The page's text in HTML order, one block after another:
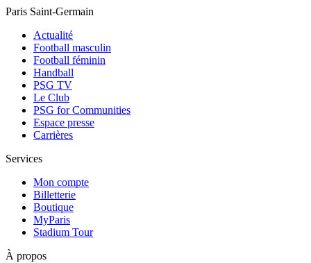
Paris Saint-Germain
Actualité
Football masculin
Football féminin
Handball
PSG TV
Le Club
PSG for Communities
Espace presse
Carrières
Services
Mon compte
Billetterie
Boutique
MyParis
Stadium Tour
À propos